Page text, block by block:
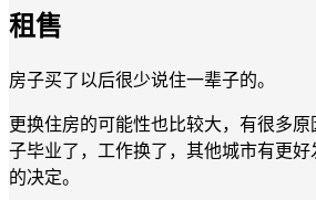
租售
房子买了以后很少说住一辈子的。
更换住房的可能性也比较大，有很多
子毕业了，工作换了，其他城市有更
的决定。